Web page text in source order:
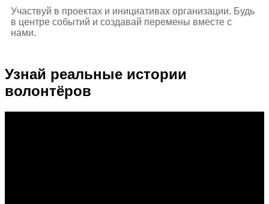
Участвуй в проектах и инициативах организации. Будь
в центре событий и создавай перемены вместе с
нами.
Узнай реальные истории
волонтёров